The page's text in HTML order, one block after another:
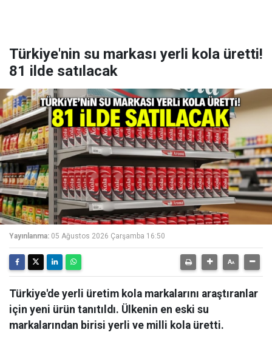
Türkiye'nin su markası yerli kola üretti!
81 ilde satılacak
Yayınlanma: 05 Ağustos 2026 Çarşamba 16:50
Türkiye'de yerli üretim kola markalarını araştıranlar
için yeni ürün tanıtıldı. Ülkenin en eski su
markalarından birisi yerli ve milli kola üretti.